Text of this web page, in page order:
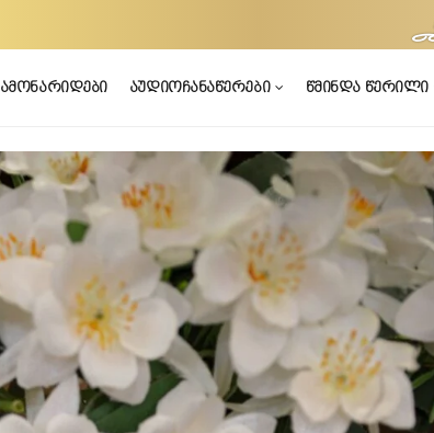
ამონარიდები აუდიოჩანაწერები წმინდა წერილი